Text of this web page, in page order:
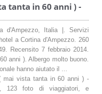
tanta in 60 anni ) -
d'Ampezzo, Italia |. Servizi
a Cortina d'Ampezzo. 260
Recensito 7 febbraio 2014.
anni ). Albergo molto buono.
hanno aiutato il ...
mai vista tanta in 60 anni ) -
123 foto di viaggiatori, e